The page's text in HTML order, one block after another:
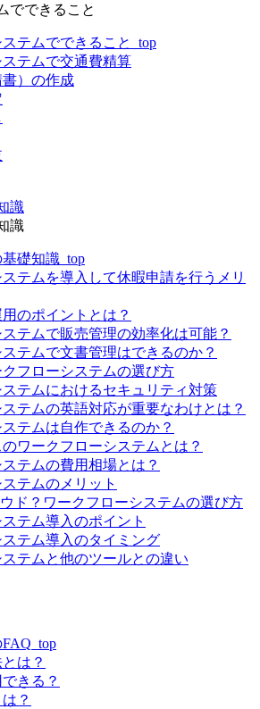
でできること
テムでできること_top
テムで交通費精算
）の作成
識
識
礎知識_top
テムを導入して休暇申請を行うメリ
のポイントとは？
テムで販売管理の効率化は可能？
テムで文書管理はできるのか？
フローシステムの選び方
テムにおけるセキュリティ対策
テムの英語対応が重要なわけとは？
テムは自作できるのか？
ワークフローシステムとは？
テムの費用相場とは？
テムのメリット
ド？ワークフローシステムの選び方
テム導入のポイント
テム導入のタイミング
テムと他のツールとの違い
は？
きる？
？